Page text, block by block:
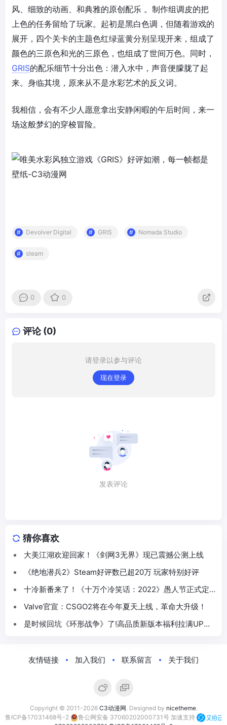
风、细致的动画、和典雅的原创配乐 。制作组调皮的把
上色的任务留给了玩家。起初是黑白色调，但随着游戏的
展开，四个关卡的主题色红绿蓝黄分别呈现开来，组成了
颜色的三原色和光的三原色，也组成了世间万色。同时，
GRIS的配乐细节十分出色：潜入水中，声音便朦胧了起
来。身临其境，原来从不是水彩艺术的反义词。
我相信，会有不少人愿意拿出安静闲暇的午后时间，来一
场这般梦幻的穿梭冒险。
Devolver Digital GRIS Nomada Studio
steam
0 0
评论 (0)
请登录以参与评论
现在登录
发表评论
猜你喜欢
大美江湖欢迎回家！《剑网3无界》现已震撼公测上线
《绝地潜兵2》Steam好评数已超20万 玩家特别好评
十冷新番来了！《十万个冷笑话：2022》愚人节正式定
Valve官宣：CSGO2将在今年夏天上线，革命大升级！
是时候回坑《环形战争》了!高品质新版本福利拉满UP集
友情链接 加入我们 联系留言 关于我们
Copyright © 2011-2026 C3动漫网. Designed by nicetheme.
鲁ICP备17031468号-2
鲁公网安备 37060202000731号 加速支持